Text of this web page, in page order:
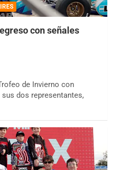
con señales
de Invierno con
dos representantes,